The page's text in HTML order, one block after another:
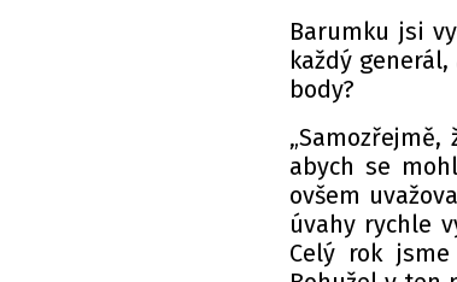
Barumku jsi
každý
body?
abych se
ovšem
úvahy rychle
Celý rok